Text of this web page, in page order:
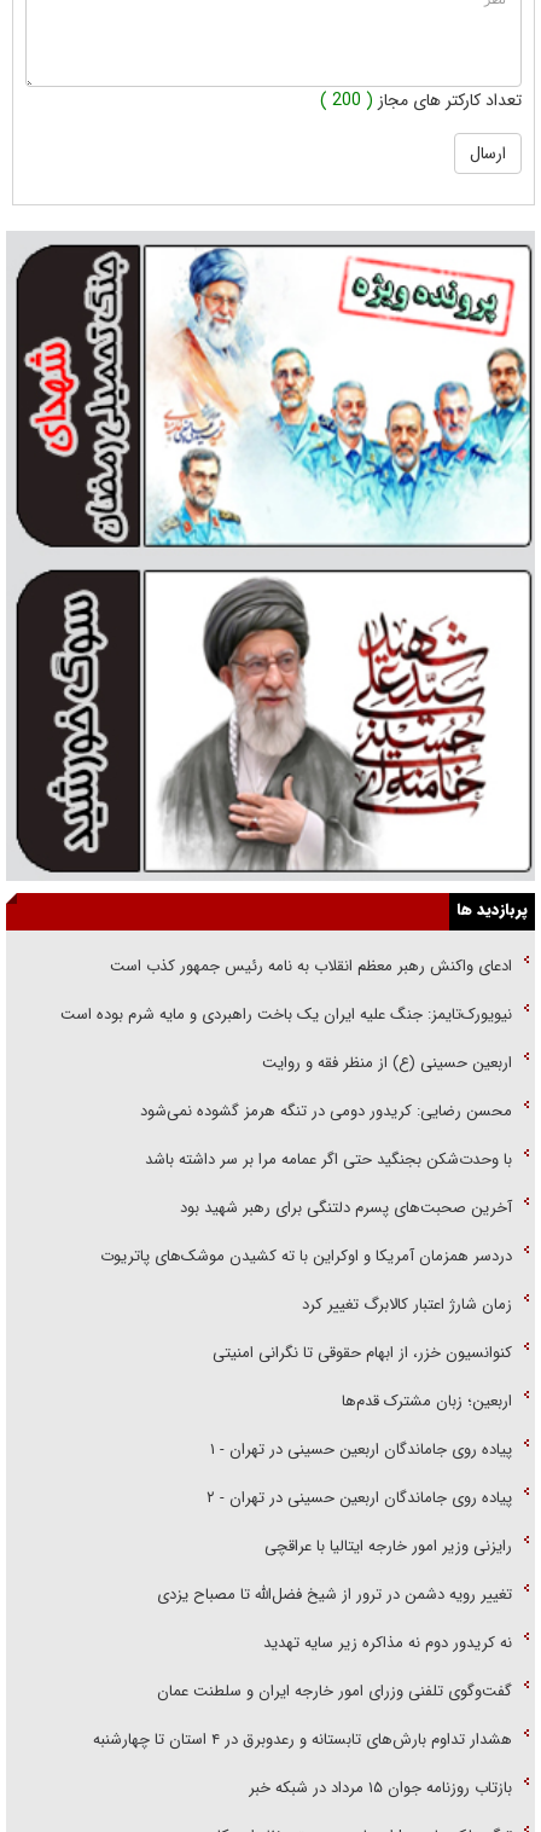
تعداد کارکتر های مجاز ( 200 )
پربازدید ها
ادعای واکنش رهبر معظم انقلاب به نامه رئیس جمهور کذب است
نیویورک‌تایمز: جنگ علیه ایران یک باخت راهبردی و مایه شرم بوده است
اربعین حسینی (ع) از منظر فقه و روایت
محسن رضایی: کریدور دومی در تنگه هرمز گشوده نمی‌شود
با وحدت‌شکن بجنگید حتی اگر عمامه مرا بر سر داشته باشد
آخرین صحبت‌های پسرم دلتنگی برای رهبر شهید بود
دردسر همزمان آمریکا و اوکراین با ته کشیدن موشک‌های پاتریوت
زمان شارژ اعتبار کالابرگ تغییر کرد
کنوانسیون خزر، از ابهام حقوقی تا نگرانی امنیتی
اربعین؛ زبان مشترک قدم‌ها
پیاده روی جاماندگان اربعین حسینی در تهران - ۱
پیاده روی جاماندگان اربعین حسینی در تهران - ۲
رایزنی وزیر امور خارجه ایتالیا با عراقچی
تغییر رویه دشمن در ترور از شیخ فضل‌الله تا مصباح یزدی
نه کریدور دوم نه مذاکره زیر سایه تهدید
گفت‌وگوی تلفنی وزرای امور خارجه ایران و سلطنت عمان
هشدار تداوم بارش‌های تابستانه و رعدوبرق در ۴ استان تا چهارشنبه
بازتاب روزنامه جوان ۱۵ مرداد در شبکه خبر